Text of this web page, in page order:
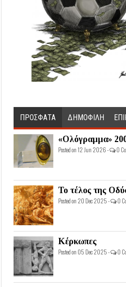
ΠΡΟΣΦΑΤΑ ΔΗΜΟΦΙΛΗ
«Ολόγραμμα»
Posted on 12 Jun 2026 - 0
Το τέλος της
Posted on 20 Dec 2025 - 0
Κέρκωπες
Posted on 05 Dec 2025 - 0